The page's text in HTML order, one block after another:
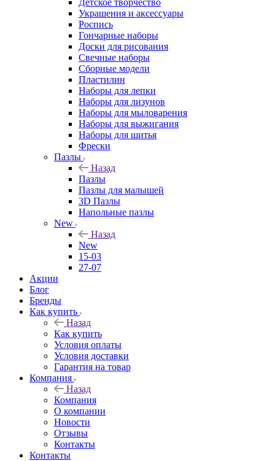
Детское творчество
Украшения и аксессуары
Роспись
Гончарные наборы
Доски для рисования
Свечные наборы
Сборные модели
Пластилин
Наборы для лепки
Наборы для лизунов
Наборы для мыловарения
Наборы для выжигания
Наборы для шитья
Фрески
Пазлы
Назад
Пазлы
Пазлы для малышей
3D Пазлы
Напольные пазлы
New
Назад
New
15-03
27-07
Акции
Блог
Бренды
Как купить
Назад
Как купить
Условия оплаты
Условия доставки
Гарантия на товар
Компания
Назад
Компания
О компании
Новости
Отзывы
Контакты
Контакты